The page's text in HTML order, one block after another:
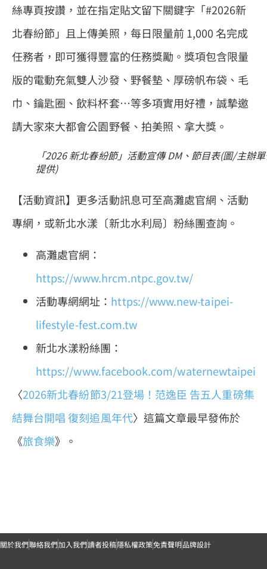
絲專頁按讚，並在指定貼文留下關鍵字「#2026新
北春紛節」且上傳美照，每日限量前 1,000 名完成
任務者，即可獲得豐富的任務獎勵。獎項包含限量
版的電動充氣雙人沙發、野餐墊、厚磅帆布袋、毛
巾、鑰匙圈、飲料杯套…等多項實用好禮，誠摯邀
請大家來大都會公園野餐、拍美照、拿大獎。
「2026 新北春紛節」活動宣傳 DM、節目表(圖/主辦
提供)
【活動資訊】更多活動訊息可至高灘處官網、活動
專網，或新北水漾〔新北水利局〕粉絲團查詢。
高灘處官網：
https://www.hrcm.ntpc.gov.tw/
活動專網網址： https://www.new-taipei-
lifestyle-fest.com.tw
新北水漾粉絲團：
https://www.facebook.com/waternewtaipei
〈2026新北春紛節3/21登場！范逸臣 告五人重磅集
結舞台開唱 復刻追風年代〉這篇文章最早發佈於
《旅食樂》。
關於我們聯絡我們加入我們讀者投稿隱私權政策免責聲明品牌設計